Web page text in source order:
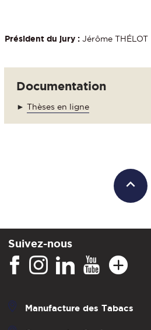
Président du jury : Jérôme THÉLOT
Documentation
► Thèses en ligne
Suivez-nous
Manufacture des Tabacs